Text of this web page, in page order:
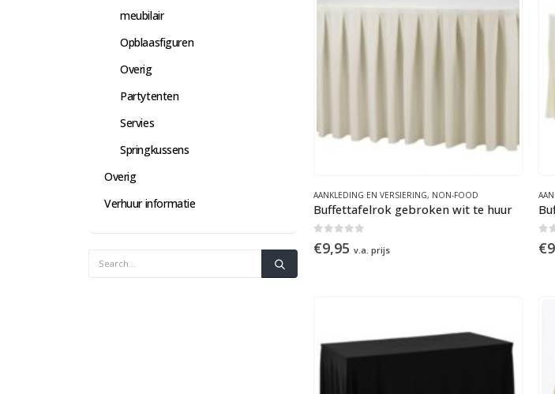
AANKLEDING EN VERSIERING, NON-FOOD
Buffettafelrok gebroken wit te huur
€9,95 v.a. prijs €
meubilair
Opblaasfiguren
Overig
Partytenten
Servies
Springkussens
Overig
Verhuur informatie